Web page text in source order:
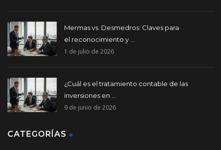
Mermas vs. Desmedros: Claves para
el reconocimiento y ...
1 de julio de 2026
¿Cuál es el tratamiento contable de las
inversiones en ...
9 de junio de 2026
CATEGORÍAS